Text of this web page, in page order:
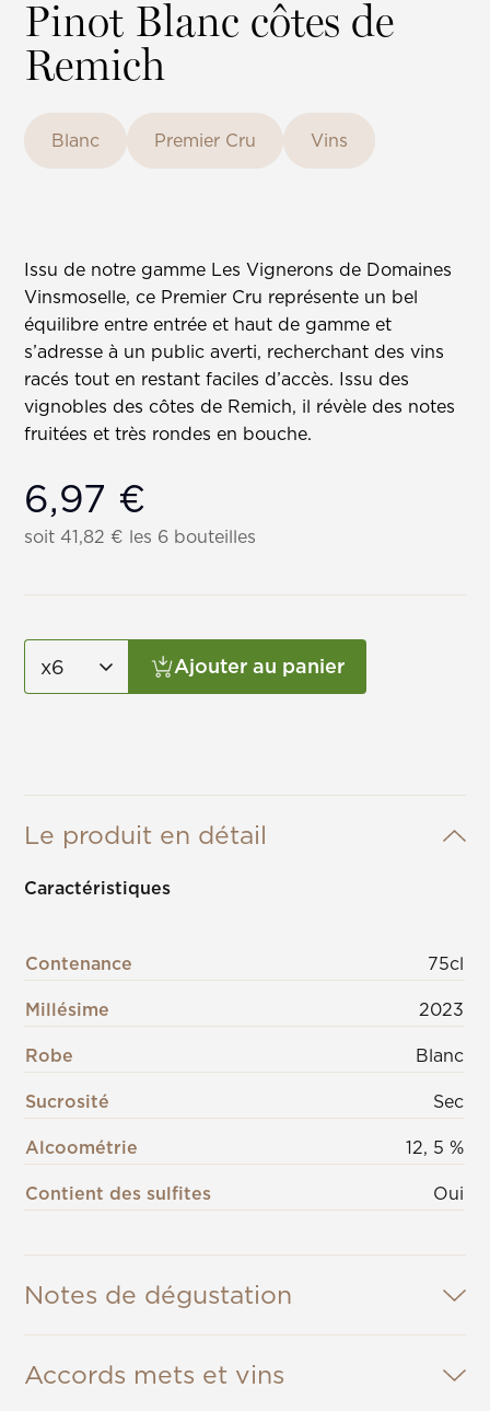
Pinot Blanc côtes de
Remich
Blanc Premier Cru Vins
Issu de notre gamme Les Vignerons de Domaines
Vinsmoselle, ce Premier Cru représente un bel
équilibre entre entrée et haut de gamme et
s’adresse à un public averti, recherchant des vins
racés tout en restant faciles d’accès. Issu des
vignobles des côtes de Remich, il révèle des notes
fruitées et très rondes en bouche.
6,97 €
soit41,82 € les 6 bouteilles
Ajouter au panier
Le produit en détail
Caractéristiques
Contenance
75cl
Millésime
2023
Robe
Blanc
Sucrosité
Sec
Alcoométrie
12, 5 %
Contient des sulfites
Oui
Notes de dégustation
Accords mets et vins